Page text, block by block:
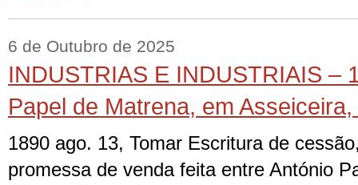
6 de Outubro de 2025
INDUSTRIAS E INDUSTRIAIS –
Papel de Matrena, em Asseiceira,
1890 ago. 13, Tomar Escritura de
promessa de venda feita entre António